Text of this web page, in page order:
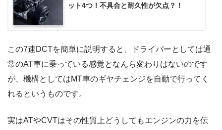
ット4つ！不具合と耐久性が欠点？！
この7速DCTを簡単に説明すると、ドライバーとしては通
常のAT車に乗っている感覚となんら変わりはないのです
が、機構としてはMT車のギヤチェンジを自動で行ってく
れるというものです。
実はATやCVTはその性質上どうしてもエンジンの力を伝